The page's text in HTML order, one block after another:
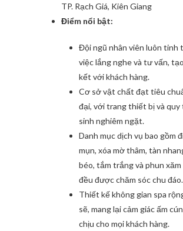
TP. Rạch Giá, Kiên Giang
Điểm nổi bật:
Đội ngũ nhân viên luôn tinh
việc lắng nghe và tư vấn,
kết với khách hàng.
Cơ sở vật chất đạt tiêu
đại, với trang thiết bị và quy
sinh nghiêm ngặt.
Danh mục dịch vụ bao gồm
mụn, xóa mờ thâm, tàn
béo, tắm trắng và phun
đều được chăm sóc chu đáo.
Thiết kế không gian spa
sẽ, mang lại cảm giác ấm
chịu cho mọi khách hàng.